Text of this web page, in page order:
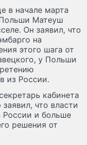
в начале марта
Матеуш
Он заявил, что
на
этого шага от
у Польши
из России.
кабинета
что власти
России и больше
решения от